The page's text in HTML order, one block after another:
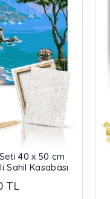
40 x 50 cm
Sahil Kasabası
TL